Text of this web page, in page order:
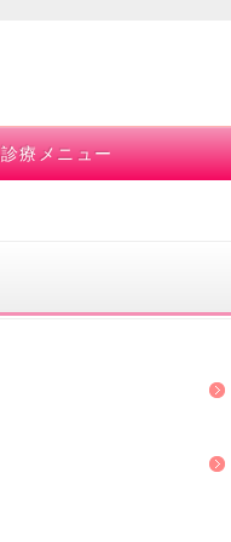
診療メニュー